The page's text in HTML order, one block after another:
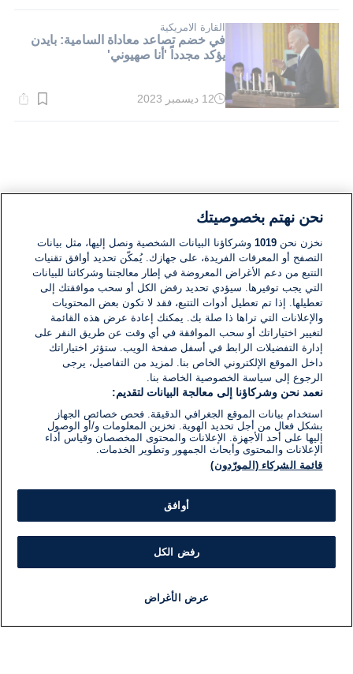
دقيقة.
القارة الامريكية
في خضم تصاعد معاداة السامية: بايدن
يؤكد مجدداً 'أنا صهيوني'
وقت
12 ديسمبر 2023
نحن نهتم بخصوصيتك
نخزن نحن1019 وشركاؤنا البيانات الشخصية ونصل إليها، مثل بيانات
التصفح أو المعرفات الفريدة، على جهازك. يُمكّن تحديد أوافق تقنيات
التتبع من دعم الأغراض المعروضة في إطار معالجتنا وشركائنا للبيانات
التي يجب توفيرها. سيؤدي تحديد رفض الكل أو سحب موافقتك إلى
تعطيلها. إذا تم تعطيل أدوات التتبع، فقد لا تكون بعض المحتويات
والإعلانات التي تراها ذا صلة بك. يمكنك إعادة عرض هذه القائمة
لتغيير اختياراتك أو سحب الموافقة في أي وقت عن طريق النقر على
إدارة التفضيلات الرابط في أسفل صفحة الويب. ستؤثر اختياراتك
داخل الموقع الإلكتروني الخاص بنا. لمزيد من التفاصيل، يرجى
الرجوع إلى سياسة الخصوصية الخاصة بنا.
نعمد نحن وشركاؤنا إلى معالجة البيانات لتقديم:
استخدام بيانات الموقع الجغرافي الدقيقة. فحص خصائص الجهاز
بشكل فعال من أجل تحديد الهوية. تخزين المعلومات و/أو الوصول
إليها على أحد الأجهزة. الإعلانات والمحتوى المخصصان وقياس أداء
الإعلانات والمحتوى وأبحاث الجمهور وتطوير الخدمات.
قائمة الشركاء (المورّدون)
أوافق
رفض الكل
عرض الأغراض